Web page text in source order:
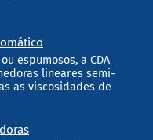
espumosos, a CDA
lineares semi-
as viscosidades de